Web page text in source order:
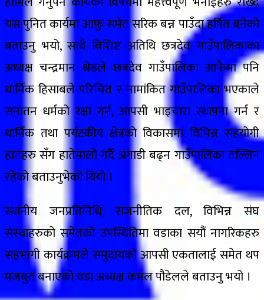
यस पुनित कार्यमा आफु समेत सरिक बन्न पाउँदा हर्षित बनेको
बताउनु भयो, साथै विशिष्ट अतिथि छत्रदेव गाउँपालिकाका
अध्यक्ष चन्द्रमान श्रेष्ठले छत्रदेव गाउँपालिका आफैमा पनि
धार्मिक हिसाबले परिचित र नामांकित गाउँपालिका भएकाले
सनातन धर्मको रक्षा गर्न, आपसी भाइचारा स्थापना गर्न र
धार्मिक तथा पर्यटकीय क्षेत्रको विकासमा विभिन्न सहयोगी
हातहरु सँग हातेमालो गर्दै अगाडी बढ्न गाउँपालिका तल्लिन
रहेको बताउनुभेको थियो ।
स्थानीय जनप्रतिनिधि, राजनीतिक दल, विभिन्न संघ
संस्थाहरुको समेतको उपस्थितिमा वडाका सयौं नागरिकहरु
सहभागी कार्यक्रमले समुदायको आपसी एकतालाई समेत थप
मजबुत बनाएको वडा अध्यक्ष कमल पौडेलले बताउनु भयो ।